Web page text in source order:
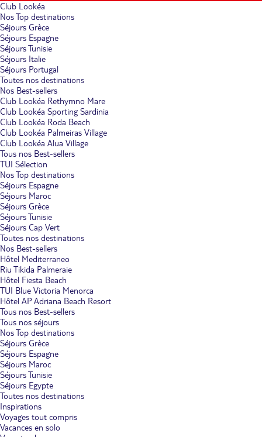
Club Lookéa
Nos Top destinations
Séjours Grèce
Séjours Espagne
Séjours Tunisie
Séjours Italie
Séjours Portugal
Toutes nos destinations
Nos Best-sellers
Club Lookéa Rethymno Mare
Club Lookéa Sporting Sardinia
Club Lookéa Roda Beach
Club Lookéa Palmeiras Village
Club Lookéa Alua Village
Tous nos Best-sellers
TUI Sélection
Nos Top destinations
Séjours Espagne
Séjours Maroc
Séjours Grèce
Séjours Tunisie
Séjours Cap Vert
Toutes nos destinations
Nos Best-sellers
Hôtel Mediterraneo
Riu Tikida Palmeraie
Hôtel Fiesta Beach
TUI Blue Victoria Menorca
Hôtel AP Adriana Beach Resort
Tous nos Best-sellers
Tous nos séjours
Nos Top destinations
Séjours Grèce
Séjours Espagne
Séjours Maroc
Séjours Tunisie
Séjours Egypte
Toutes nos destinations
Inspirations
Voyages tout compris
Vacances en solo